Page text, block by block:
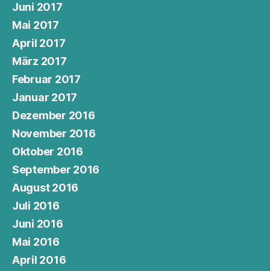
Juni 2017
Mai 2017
April 2017
März 2017
Februar 2017
Januar 2017
Dezember 2016
November 2016
Oktober 2016
September 2016
August 2016
Juli 2016
Juni 2016
Mai 2016
April 2016